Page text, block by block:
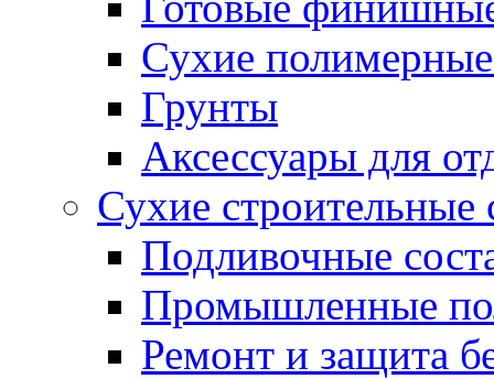
Сухие
Грунты
Аксессуары для
Сухие строительные
Подливочные
Промышленные
Ремонт и защита